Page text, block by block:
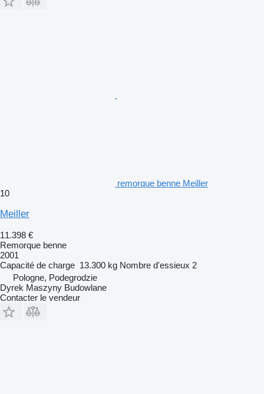
remorque benne Meiller
10
Meiller
11.398 €
Remorque benne
2001
Capacité de charge 13.300 kg Nombre d'essieux 2
Pologne, Podegrodzie
Dyrek Maszyny Budowlane
Contacter le vendeur